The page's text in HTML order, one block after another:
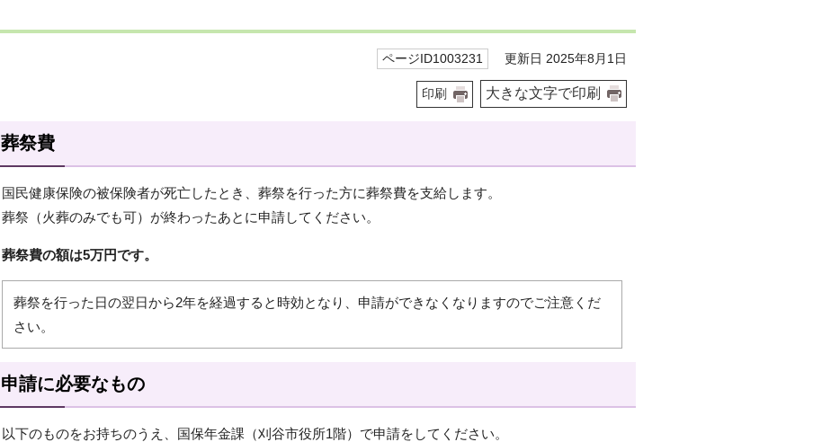
ページID1003231 更新日 2025年8月1日
印刷 大きな文字で印刷
葬祭費
国民健康保険の被保険者が死亡したとき、葬祭を行った方に葬祭費を支給します。
葬祭（火葬のみでも可）が終わったあとに申請してください。
葬祭費の額は5万円です。
葬祭を行った日の翌日から2年を経過すると時効となり、申請ができなくなりますのでご注意くだ
さい。
申請に必要なもの
以下のものをお持ちのうえ、国保年金課（刈谷市役所1階）で申請をしてください。